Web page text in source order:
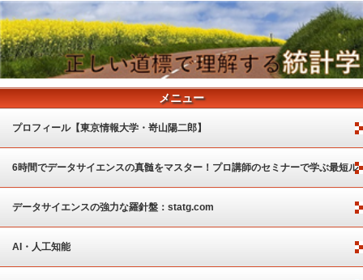
メニュー
プロフィール【東京情報大学・嵜山陽二郎】
6時間でデータサイエンスの真髄をマスター！プロ講師のセミナーで学ぶ最短ル
ート
データサイエンスの強力な羅針盤：statg.com
AI・人工知能